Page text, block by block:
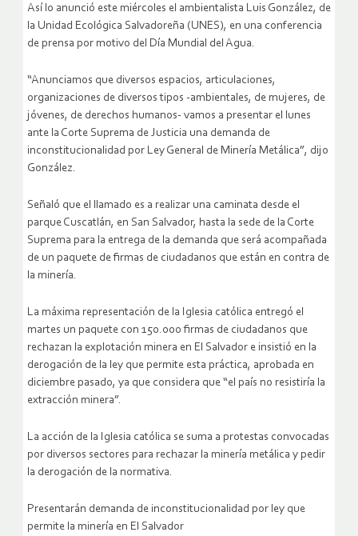
Así lo anunció este miércoles el ambientalista Luis González, de
la Unidad Ecológica Salvadoreña (UNES), en una conferencia
de prensa por motivo del Día Mundial del Agua.
“Anunciamos que diversos espacios, articulaciones,
organizaciones de diversos tipos -ambientales, de mujeres, de
jóvenes, de derechos humanos- vamos a presentar el lunes
ante la Corte Suprema de Justicia una demanda de
inconstitucionalidad por Ley General de Minería Metálica”, dijo
González.
Señaló que el llamado es a realizar una caminata desde el
parque Cuscatlán, en San Salvador, hasta la sede de la Corte
Suprema para la entrega de la demanda que será acompañada
de un paquete de firmas de ciudadanos que están en contra de
la minería.
La máxima representación de la Iglesia católica entregó el
martes un paquete con 150.000 firmas de ciudadanos que
rechazan la explotación minera en El Salvador e insistió en la
derogación de la ley que permite esta práctica, aprobada en
diciembre pasado, ya que considera que “el país no resistiría la
extracción minera”.
La acción de la Iglesia católica se suma a protestas convocadas
por diversos sectores para rechazar la minería metálica y pedir
la derogación de la normativa.
Presentarán demanda de inconstitucionalidad por ley que
permite la minería en El Salvador